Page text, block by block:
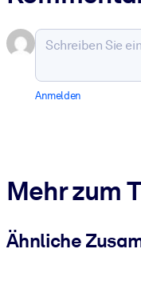
Anmelden
Mehr zum
Ähnliche